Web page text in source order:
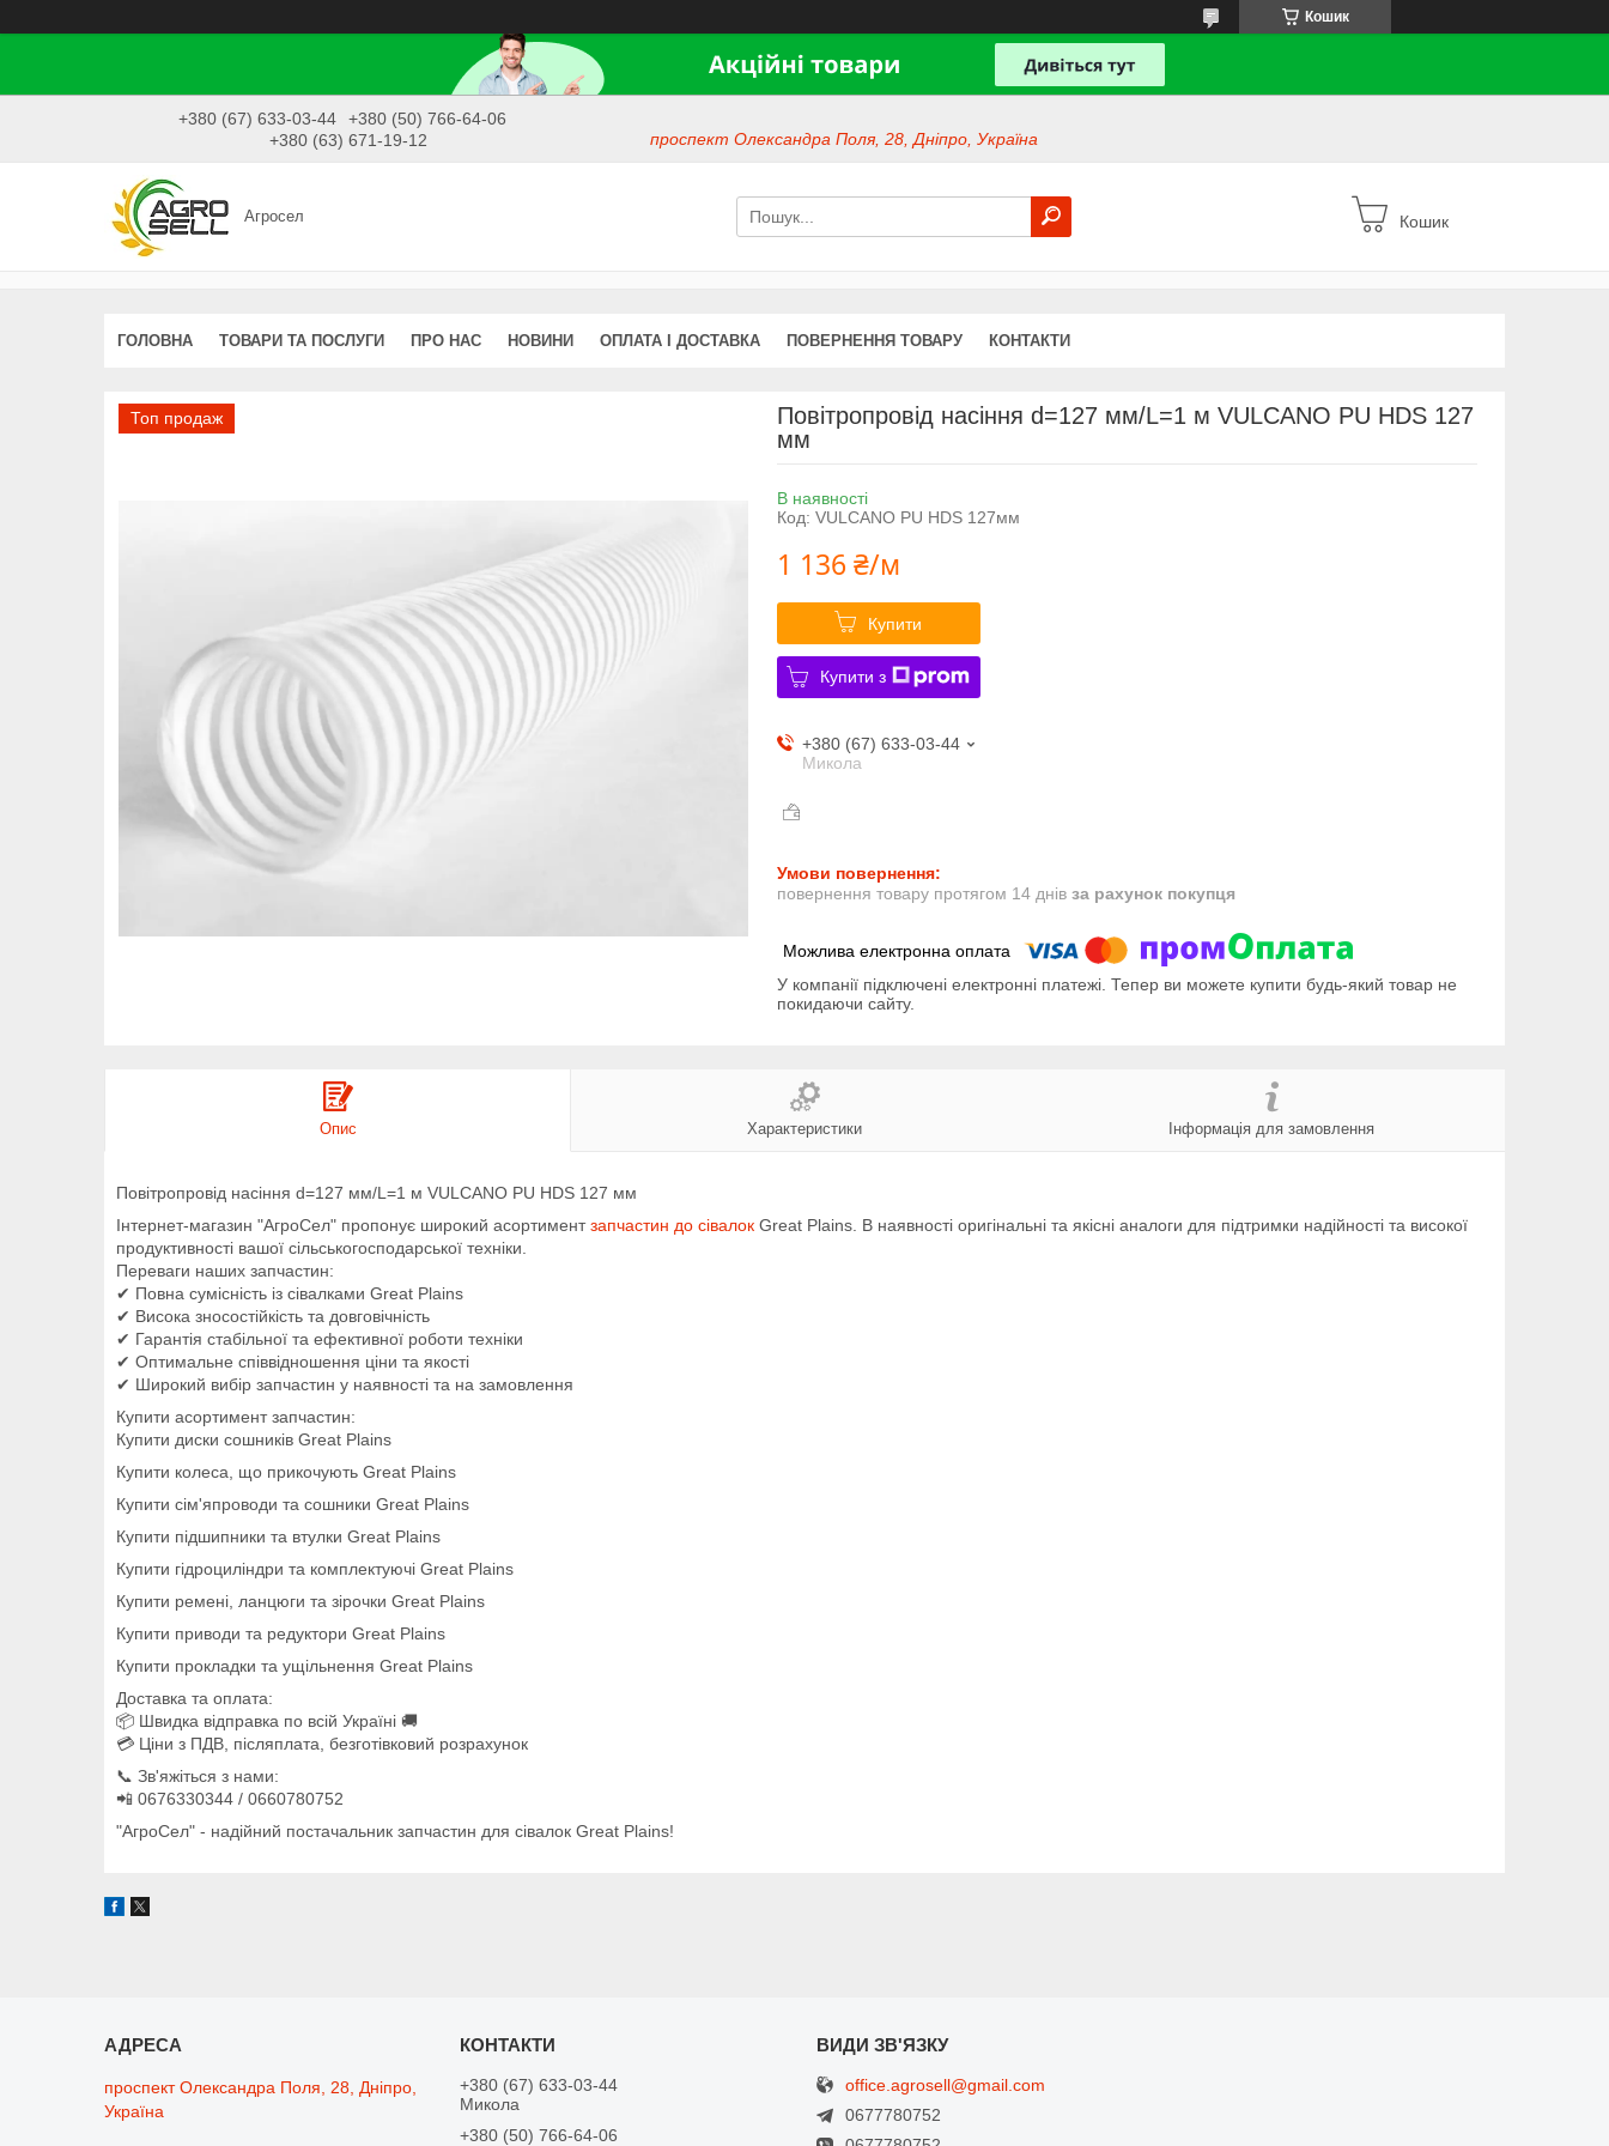
Кошик
+380 (67) 633-03-44
+380 (50) 766-64-06
+380 (63) 671-19-12
проспект Олександра Поля, 28, Дніпро, Україна
Агросел Кошик
ГОЛОВНА ТОВАРИ ТА ПОСЛУГИ ПРО НАС НОВИНИ ОПЛАТА І ДОСТАВКА ПОВЕРНЕННЯ ТОВАРУ КОНТАКТИ
Топ продаж
Повітропровід насіння d=127 мм/L=1 м VULCANO PU HDS 127
мм
В наявності
Код: VULCANO PU HDS 127мм
1 136 ₴/м
Купити
Купити з
+380 (67) 633-03-44
Микола
повернення товару протягом 14 днів за рахунок покупця
У компанії підключені електронні платежі. Тепер ви можете купити будь-який товар не
покидаючи сайту.
Опис Характеристики Інформація для замовлення
Повітропровід насіння d=127 мм/L=1 м VULCANO PU HDS 127 мм
Інтернет-магазин "АгроСел" пропонує широкий асортиментзапчастин до сівалок Great Plains. В наявності оригінальні та якісні аналоги для підтримки надійності та високої
продуктивності вашої сільськогосподарської техніки.
Переваги наших запчастин:
✔ Повна сумісність із сівалками Great Plains
✔ Висока зносостійкість та довговічність
✔ Гарантія стабільної та ефективної роботи техніки
✔ Оптимальне співвідношення ціни та якості
✔ Широкий вибір запчастин у наявності та на замовлення
Купити асортимент запчастин:
Купити диски сошників Great Plains
Купити колеса, що прикочують Great Plains
Купити сім'япроводи та сошники Great Plains
Купити підшипники та втулки Great Plains
Купити гідроциліндри та комплектуючі Great Plains
Купити ремені, ланцюги та зірочки Great Plains
Купити приводи та редуктори Great Plains
Купити прокладки та ущільнення Great Plains
Доставка та оплата:
📦 Швидка відправка по всій Україні 🚚
💳 Ціни з ПДВ, післяплата, безготівковий розрахунок
📞 Зв'яжіться з нами:
📲 0676330344 / 0660780752
"АгроСел" - надійний постачальник запчастин для сівалок Great Plains!
проспект Олександра Поля, 28, Дніпро,
Україна
+380 (67) 633-03-44
Микола
+380 (50) 766-64-06
office.agrosell@gmail.com
0677780752